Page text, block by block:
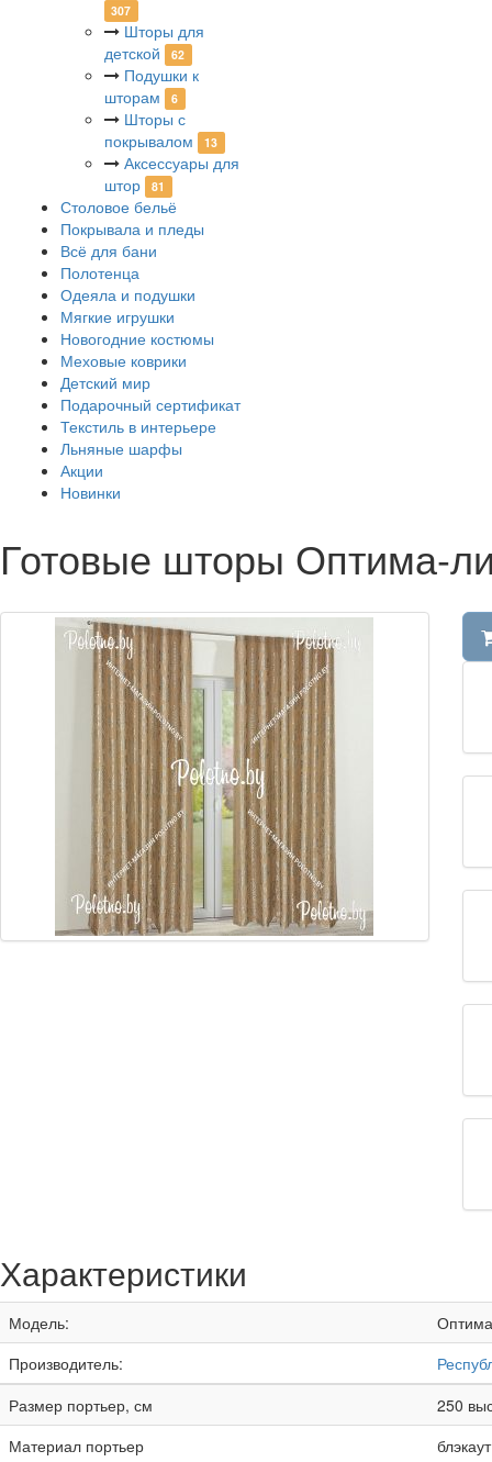
307
Шторы для
детской
62
Подушки к
шторам
6
Шторы с
покрывалом
13
Аксессуары для
штор
81
Столовое бельё
Покрывала и пледы
Всё для бани
Полотенца
Одеяла и подушки
Мягкие игрушки
Новогодние костюмы
Меховые коврики
Детский мир
Подарочный сертификат
Текстиль в интерьере
Льняные шарфы
Акции
Новинки
Готовые шторы Оптима-
Характеристики
Модель:
Производитель:
Размер портьер, см
250
Материал портьер
блэкаут